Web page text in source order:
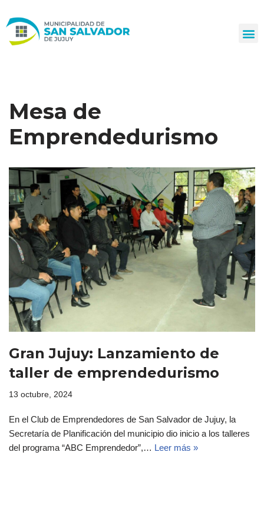
al
Mesa de
Emprendedurismo
Gran Jujuy: Lanzamiento de
taller de emprendedurismo
13 octubre, 2024
En el Club de Emprendedores de San Salvador de Jujuy, la
Secretaría de Planificación del municipio dio inicio a los talleres
del programa “ABC Emprendedor”,… Leer más »